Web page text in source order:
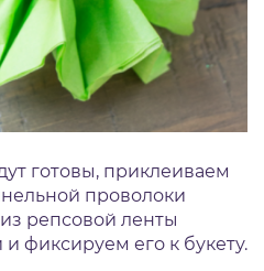
готовы, приклеиваем
проволоки
репсовой ленты
фиксируем его к букету.